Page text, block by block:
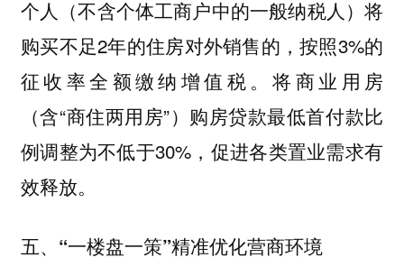
个人（不含个体工商户中的一般纳税人）将
购买不足2年的住房对外销售的，按照3%的
征收率全额缴纳增值税。将商业用房
（含“商住两用房”）购房贷款最低首付款比
例调整为不低于30%，促进各类置业需求有
效释放。
五、“一楼盘一策”精准优化营商环境